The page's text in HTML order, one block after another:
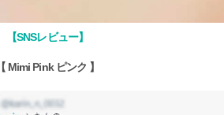
【SNSレビュー】
【 Mimi Pink ピンク 】